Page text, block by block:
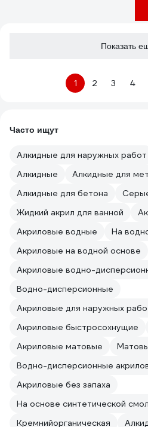
Показать
1 2 3 4
Часто ищут
Алкидные для наружных работ
Алкидные
Алкидные для
Алкидные для бетона
Жидкий акрил для ванной
Акриловые водные
На
Акриловые на водной основе
Акриловые водно-
Водно-дисперсионные
Акриловые для наружных
Акриловые быстросохнущие
Акриловые матовые
Водно-дисперсионные
Акриловые без запаха
На основе синтетической
Кремнийорганическая